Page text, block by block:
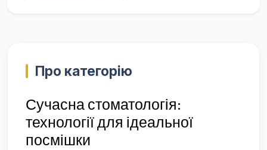
Про категорію
Сучасна стоматологія:
технології для ідеальної
посмішки